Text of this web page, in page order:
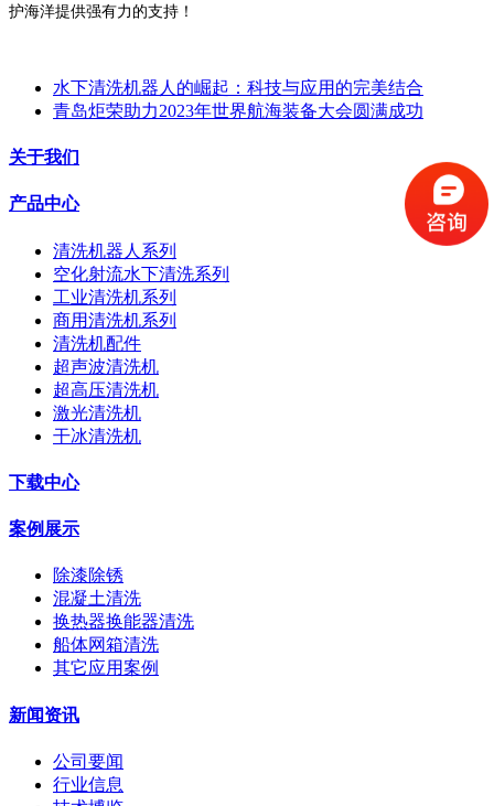
护海洋提供强有力的支持！
水下清洗机器人的崛起：科技与应用的完美结合
青岛炬荣助力2023年世界航海装备大会圆满成功
关于我们
产品中心
清洗机器人系列
空化射流水下清洗系列
工业清洗机系列
商用清洗机系列
清洗机配件
超声波清洗机
超高压清洗机
激光清洗机
干冰清洗机
下载中心
案例展示
除漆除锈
混凝土清洗
换热器换能器清洗
船体网箱清洗
其它应用案例
新闻资讯
公司要闻
行业信息